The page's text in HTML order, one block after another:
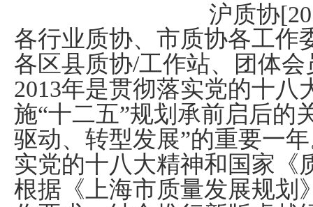
沪质协
各行业质协、市质协各工作
各区县质协/工作站、团体
2013年是贯彻落实党的十八
施“十二五”规划承前启后的
驱动、转型发展”的重要一
实党的十八大精神和国家《
根据《上海市质量发展规划